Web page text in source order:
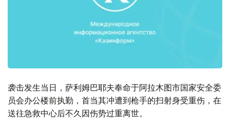
袭击发生当日，萨利姆巴耶夫奉命于阿拉木图市国家安全委
员会办公楼前执勤，首当其冲遭到枪手的扫射身受重伤，在
送往急救中心后不久因伤势过重离世。